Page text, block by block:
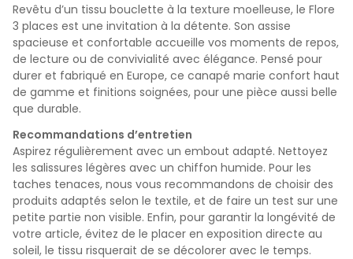
Revêtu d’un tissu bouclette à la texture moelleuse, le Flore
3 places est une invitation à la détente. Son assise
spacieuse et confortable accueille vos moments de repos,
de lecture ou de convivialité avec élégance. Pensé pour
durer et fabriqué en Europe, ce canapé marie confort haut
de gamme et finitions soignées, pour une pièce aussi belle
que durable.
Recommandations d’entretien
Aspirez régulièrement avec un embout adapté. Nettoyez
les salissures légères avec un chiffon humide. Pour les
taches tenaces, nous vous recommandons de choisir des
produits adaptés selon le textile, et de faire un test sur une
petite partie non visible. Enfin, pour garantir la longévité de
votre article, évitez de le placer en exposition directe au
soleil, le tissu risquerait de se décolorer avec le temps.